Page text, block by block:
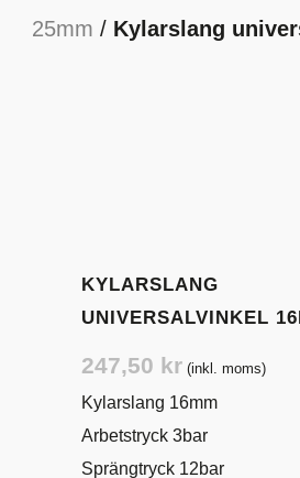
25mm / Kylarslang
KYLARSLANG
UNIVERSALVINKEL
247,50 kr (inkl. moms)
Kylarslang 16mm
Arbetstryck 3bar
Sprängtryck 12bar